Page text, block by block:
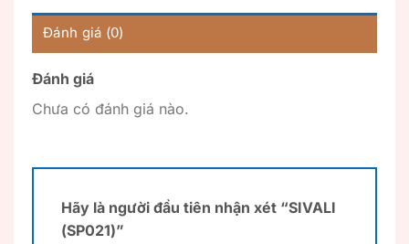
Đánh giá (0)
Đánh giá
Chưa có đánh giá nào.
Hãy là người đầu tiên nhận xét “SIVALI
(SP021)”